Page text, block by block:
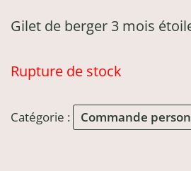
notation
client
Gilet de berger 3 mois
Rupture de stock
Catégorie : Commande